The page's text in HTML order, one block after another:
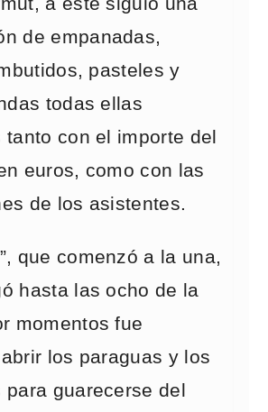
de empanadas,
pasteles y
todas ellas
tanto con el importe del
euros, como con las
de los asistentes.
que comenzó a la una,
hasta las ocho de la
momentos fue
los paraguas y los
para guarecerse del